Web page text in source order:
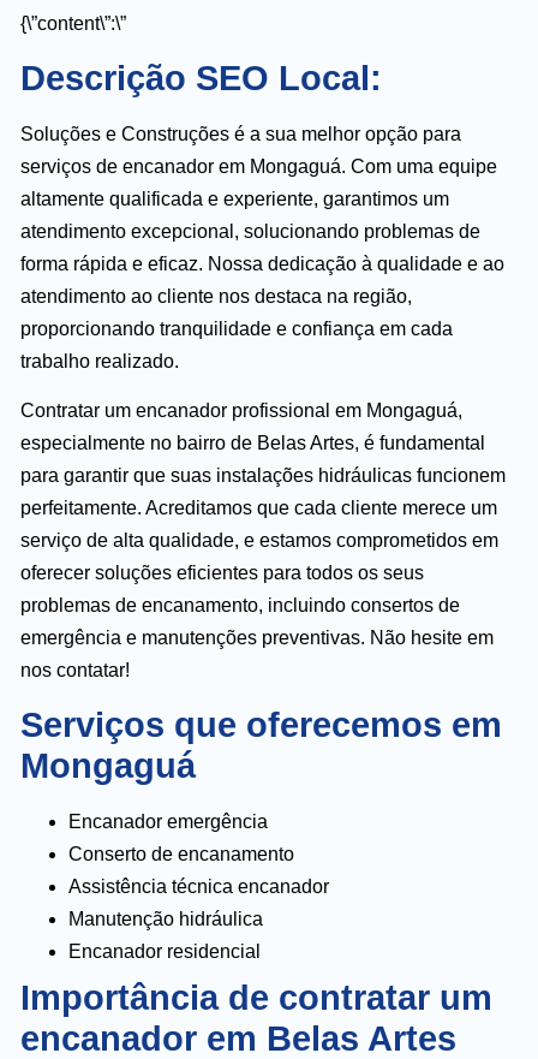
{\”content\”:\”
Descrição SEO Local:
Soluções e Construções é a sua melhor opção para
serviços de encanador em Mongaguá. Com uma equipe
altamente qualificada e experiente, garantimos um
atendimento excepcional, solucionando problemas de
forma rápida e eficaz. Nossa dedicação à qualidade e ao
atendimento ao cliente nos destaca na região,
proporcionando tranquilidade e confiança em cada
trabalho realizado.
Contratar um encanador profissional em Mongaguá,
especialmente no bairro de Belas Artes, é fundamental
para garantir que suas instalações hidráulicas funcionem
perfeitamente. Acreditamos que cada cliente merece um
serviço de alta qualidade, e estamos comprometidos em
oferecer soluções eficientes para todos os seus
problemas de encanamento, incluindo consertos de
emergência e manutenções preventivas. Não hesite em
nos contatar!
Serviços que oferecemos em
Mongaguá
Encanador emergência
Conserto de encanamento
Assistência técnica encanador
Manutenção hidráulica
Encanador residencial
Importância de contratar um
encanador em Belas Artes